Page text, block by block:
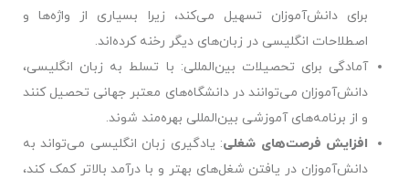
برای دانش‌آموزان تسهیل می‌کند، زیرا بسیاری از واژه‌ها و
اصطلاحات انگلیسی در زبان‌های دیگر رخنه کرده‌اند.
آمادگی برای تحصیلات بین‌المللی: با تسلط به زبان انگلیسی،
دانش‌آموزان می‌توانند در دانشگاه‌های معتبر جهانی تحصیل کنند
و از برنامه‌های آموزشی بین‌المللی بهره‌مند شوند.
افزایش فرصت‌های شغلی: یادگیری زبان انگلیسی می‌تواند به
دانش‌آموزان در یافتن شغل‌های بهتر و با درآمد بالاتر کمک کند،